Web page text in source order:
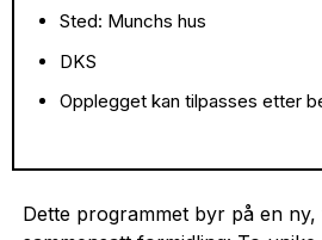
Sted: Munchs hus
DKS
Opplegget kan tilpasses etter
Dette programmet byr på en